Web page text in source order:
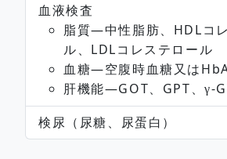
血液検査
脂質―中性脂肪、HDLコ
ル、LDLコレステロール
血糖―空腹時血糖又は
肝機能―GOT、GPT、γ-
検尿（尿糖、尿蛋白）